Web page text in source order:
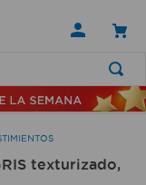
texturizado,